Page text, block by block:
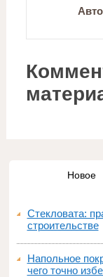
Новое
Стекловата:
строительстве
Напольное
чего точно